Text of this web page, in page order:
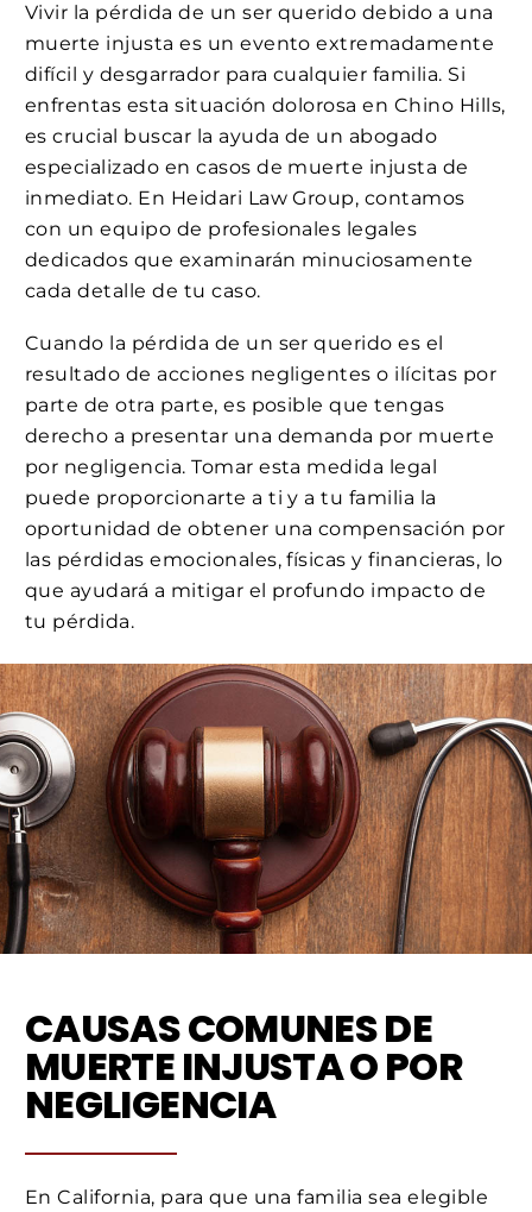
Vivir la pérdida de un ser querido debido a una
muerte injusta es un evento extremadamente
difícil y desgarrador para cualquier familia. Si
enfrentas esta situación dolorosa en Chino Hills,
es crucial buscar la ayuda de un abogado
especializado en casos de muerte injusta de
inmediato. En Heidari Law Group, contamos
con un equipo de profesionales legales
dedicados que examinarán minuciosamente
cada detalle de tu caso.
Cuando la pérdida de un ser querido es el
resultado de acciones negligentes o ilícitas por
parte de otra parte, es posible que tengas
derecho a presentar una demanda por muerte
por negligencia. Tomar esta medida legal
puede proporcionarte a ti y a tu familia la
oportunidad de obtener una compensación por
las pérdidas emocionales, físicas y financieras, lo
que ayudará a mitigar el profundo impacto de
tu pérdida.
CAUSAS COMUNES DE
MUERTE INJUSTA O POR
NEGLIGENCIA
En California, para que una familia sea elegible